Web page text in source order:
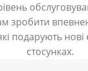
зробити
подарують
стосунках.